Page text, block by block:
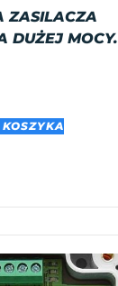
ZASILACZA
DUŻEJ MOCY.